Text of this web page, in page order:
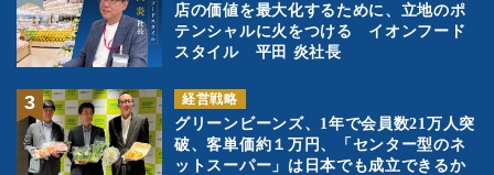
店の価値を最大化するために、立地のポ
テンシャルに火をつける イオンフード
スタイル 平田 炎社長
経営戦略
グリーンビーンズ、1年で会員数21万人突
破、客単価約１万円、「センター型のネ
ットスーパー」は日本でも成立できるか